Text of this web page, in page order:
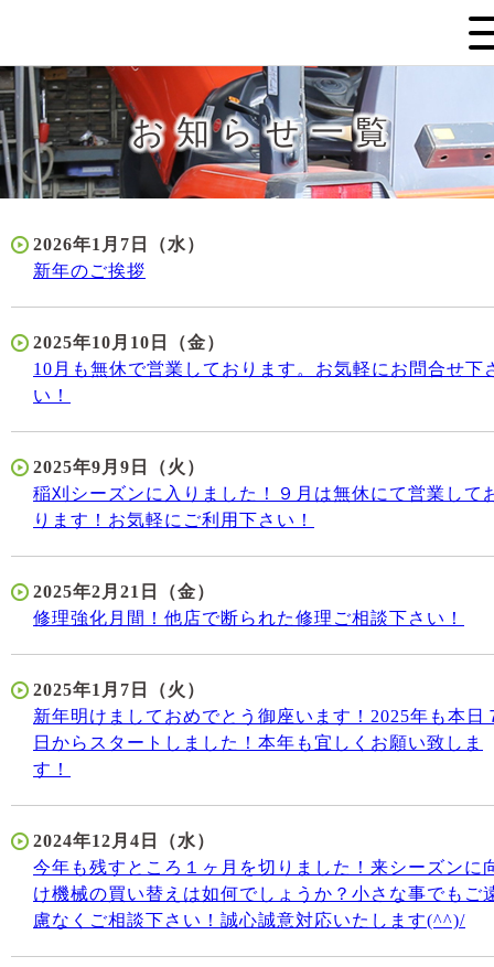
お知らせ一覧
2026年1月7日（水）
新年のご挨拶
2025年10月10日（金）
10月も無休で営業しております。お気軽にお問合せ下
い！
2025年9月9日（火）
稲刈シーズンに入りました！９月は無休にて営業して
ります！お気軽にご利用下さい！
2025年2月21日（金）
修理強化月間！他店で断られた修理ご相談下さい！
2025年1月7日（火）
新年明けましておめでとう御座います！2025年も本日
日からスタートしました！本年も宜しくお願い致しま
す！
2024年12月4日（水）
今年も残すところ１ヶ月を切りました！来シーズンに
け機械の買い替えは如何でしょうか？小さな事でもご
慮なくご相談下さい！誠心誠意対応いたします(^^)/